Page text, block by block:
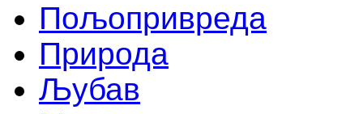
Пољопривреда
Природа
Љубав